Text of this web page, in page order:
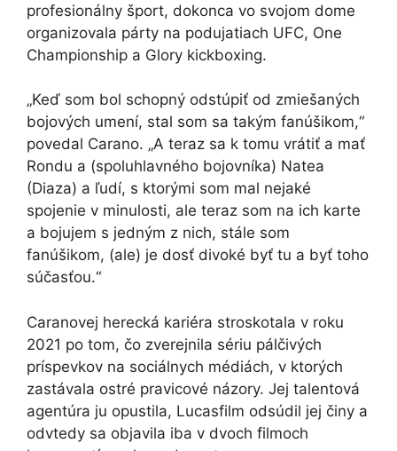
profesionálny šport, dokonca vo svojom dome
organizovala párty na podujatiach UFC, One
Championship a Glory kickboxing.
„Keď som bol schopný odstúpiť od zmiešaných
bojových umení, stal som sa takým fanúšikom,“
povedal Carano. „A teraz sa k tomu vrátiť a mať
Rondu a (spoluhlavného bojovníka) Natea
(Diaza) a ľudí, s ktorými som mal nejaké
spojenie v minulosti, ale teraz som na ich karte
a bojujem s jedným z nich, stále som
fanúšikom, (ale) je dosť divoké byť tu a byť toho
súčasťou.“
Caranovej herecká kariéra stroskotala v roku
2021 po tom, čo zverejnila sériu pálčivých
príspevkov na sociálnych médiách, v ktorých
zastávala ostré pravicové názory. Jej talentová
agentúra ju opustila, Lucasfilm odsúdil jej činy a
odvtedy sa objavila iba v dvoch filmoch